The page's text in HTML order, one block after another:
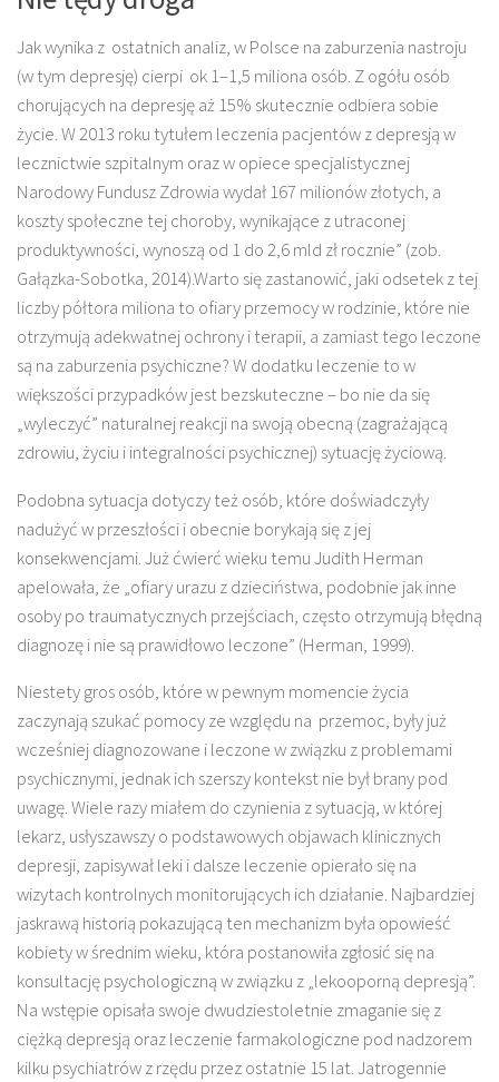
Jak wynika z ostatnich analiz, w Polsce na zaburzenia nastroju
(w tym depresję) cierpi ok 1–1,5 miliona osób. Z ogółu osób
chorujących na depresję aż 15% skutecznie odbiera sobie
życie. W 2013 roku tytułem leczenia pacjentów z depresją w
lecznictwie szpitalnym oraz w opiece specjalistycznej
Narodowy Fundusz Zdrowia wydał 167 milionów złotych, a
koszty społeczne tej choroby, wynikające z utraconej
produktywności, wynoszą od 1 do 2,6 mld zł rocznie” (zob.
Gałązka-Sobotka, 2014).Warto się zastanowić, jaki odsetek z tej
liczby półtora miliona to ofiary przemocy w rodzinie, które nie
otrzymują adekwatnej ochrony i terapii, a zamiast tego leczone
są na zaburzenia psychiczne? W dodatku leczenie to w
większości przypadków jest bezskuteczne – bo nie da się
„wyleczyć” naturalnej reakcji na swoją obecną (zagrażającą
zdrowiu, życiu i integralności psychicznej) sytuację życiową.
Podobna sytuacja dotyczy też osób, które doświadczyły
nadużyć w przeszłości i obecnie borykają się z jej
konsekwencjami. Już ćwierć wieku temu Judith Herman
apelowała, że „ofiary urazu z dzieciństwa, podobnie jak inne
osoby po traumatycznych przejściach, często otrzymują błędną
diagnozę i nie są prawidłowo leczone” (Herman, 1999).
Niestety gros osób, które w pewnym momencie życia
zaczynają szukać pomocy ze względu na przemoc, były już
wcześniej diagnozowane i leczone w związku z problemami
psychicznymi, jednak ich szerszy kontekst nie był brany pod
uwagę. Wiele razy miałem do czynienia z sytuacją, w której
lekarz, usłyszawszy o podstawowych objawach klinicznych
depresji, zapisywał leki i dalsze leczenie opierało się na
wizytach kontrolnych monitorujących ich działanie. Najbardziej
jaskrawą historią pokazującą ten mechanizm była opowieść
kobiety w średnim wieku, która postanowiła zgłosić się na
konsultację psychologiczną w związku z „lekooporną depresją”.
Na wstępie opisała swoje dwudziestoletnie zmaganie się z
ciężką depresją oraz leczenie farmakologiczne pod nadzorem
kilku psychiatrów z rzędu przez ostatnie 15 lat. Jatrogennie